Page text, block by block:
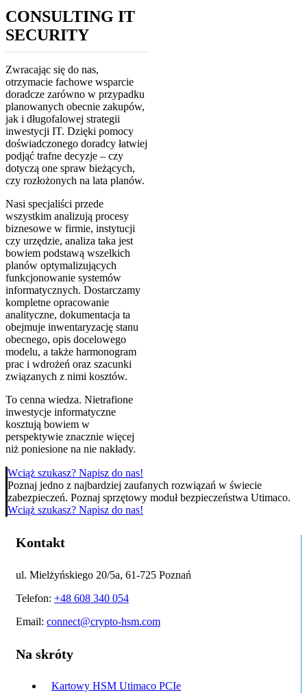
CONSULTING IT
SECURITY
Zwracając się do nas,
otrzymacie fachowe wsparcie
doradcze zarówno w przypadku
planowanych obecnie zakupów,
jak i długofalowej strategii
inwestycji IT. Dzięki pomocy
doświadczonego doradcy łatwiej
podjąć trafne decyzje – czy
dotyczą one spraw bieżących,
czy rozłożonych na lata planów.
Nasi specjaliści przede
wszystkim analizują procesy
biznesowe w firmie, instytucji
czy urzędzie, analiza taka jest
bowiem podstawą wszelkich
planów optymalizujących
funkcjonowanie systemów
informatycznych. Dostarczamy
kompletne opracowanie
analityczne, dokumentacja ta
obejmuje inwentaryzację stanu
obecnego, opis docelowego
modelu, a także harmonogram
prac i wdrożeń oraz szacunki
związanych z nimi kosztów.
To cenna wiedza. Nietrafione
inwestycje informatyczne
kosztują bowiem w
perspektywie znacznie więcej
niż poniesione na nie nakłady.
Wciąż szukasz? Napisz do nas!
Poznaj jedno z najbardziej zaufanych rozwiązań w świecie
zabezpieczeń. Poznaj sprzętowy moduł bezpieczeństwa Utimaco.
Wciąż szukasz? Napisz do nas!
Kontakt
ul. Mielżyńskiego 20/5a, 61-725 Poznań
Telefon: +48 608 340 054
Email: connect@crypto-hsm.com
Na skróty
Kartowy HSM Utimaco PCIe